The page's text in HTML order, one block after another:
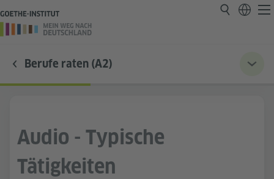
Berufe raten (A2)
Audio - Typische
Tätigkeiten